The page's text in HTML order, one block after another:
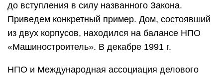
до вступления в силу названного Закона.
Приведем конкретный пример. Дом, состоявший
из двух корпусов, находился на балансе НПО
«Машиностроитель». В декабре 1991 г.
НПО и Международная ассоциация делового